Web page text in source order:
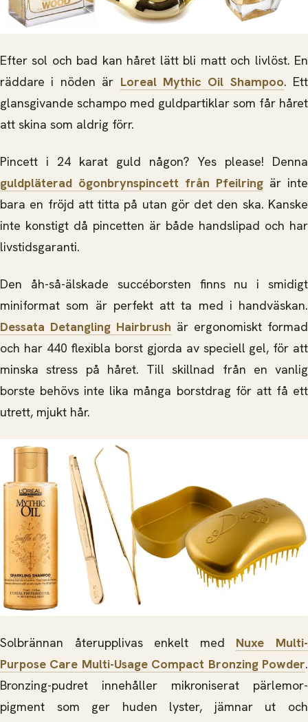
Efter sol och bad kan håret lätt bli matt och livlöst. En
räddare i nöden är Loreal Mythic Oil Shampoo. Ett
glansgivande schampo med guldpartiklar som får håret
att skina som aldrig förr.
Pincett i 24 karat guld någon? Yes please! Denna
guldpläterad ögonbrynspincett från Pfeilring är inte
bara en fröjd att titta på utan gör det den ska. Kanske
inte konstigt då pincetten är både handslipad och har
livstidsgaranti.
Den åh-så-älskade succéborsten finns nu i smidigt
miniformat som är perfekt att ta med i handväskan.
Dessata Detangling Hairbrush är ergonomiskt formad
och har 440 flexibla borst gjorda av speciell gel, för att
minska stress på håret. Till skillnad från en vanlig
borste behövs inte lika många borstdrag för att få ett
utrett, mjukt hår.
Solbrännan återupplivas enkelt med Nuxe Multi-
Purpose Care Multi-Usage Compact Bronzing Powder.
Bronzing-pudret innehåller mikroniserat pärlemor-
pigment som ger huden lyster, jämnar ut och